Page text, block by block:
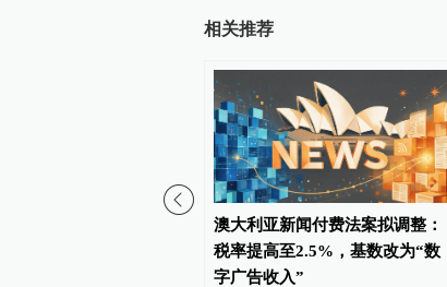
相关推荐
02:54
澳大利亚新闻付费法案拟调整：
税率提高至2.5%，基数改为“数
字广告收入”